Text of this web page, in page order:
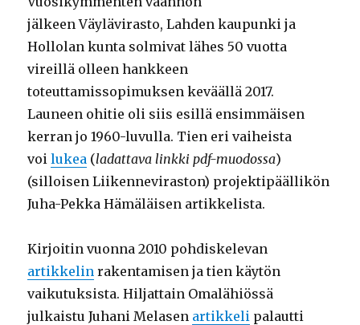
jälkeen Väylävirasto, Lahden kaupunki ja
Hollolan kunta solmivat lähes 50 vuotta
vireillä olleen hankkeen
toteuttamissopimuksen keväällä 2017.
Launeen ohitie oli siis esillä ensimmäisen
kerran jo 1960-luvulla. Tien eri vaiheista
voilukea (ladattava linkki pdf-muodossa)
(silloisen Liikenneviraston) projektipäällikön
Juha-Pekka Hämäläisen artikkelista.
Kirjoitin vuonna 2010 pohdiskelevan
artikkelin rakentamisen ja tien käytön
vaikutuksista. Hiljattain Omalähiössä
julkaistu Juhani Melasen artikkeli palautti